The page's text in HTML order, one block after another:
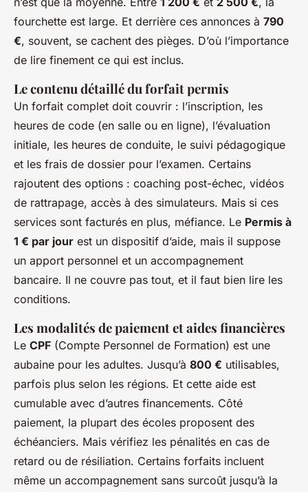
fourchette est large. Et derrière ces annonces à 790
€, souvent, se cachent des pièges. D’où l’importance
de lire finement ce qui est inclus.
Le contenu détaillé du forfait permis
Un forfait complet doit couvrir : l’inscription, les
heures de code (en salle ou en ligne), l’évaluation
initiale, les heures de conduite, le suivi pédagogique
et les frais de dossier pour l’examen. Certains
rajoutent des options : coaching post-échec, vidéos
de rattrapage, accès à des simulateurs. Mais si ces
services sont facturés en plus, méfiance. Le Permis à
1 € par jour est un dispositif d’aide, mais il suppose
un apport personnel et un accompagnement
bancaire. Il ne couvre pas tout, et il faut bien lire les
conditions.
Les modalités de paiement et aides financières
Le CPF (Compte Personnel de Formation) est une
aubaine pour les adultes. Jusqu’à 800 € utilisables,
parfois plus selon les régions. Et cette aide est
cumulable avec d’autres financements. Côté
paiement, la plupart des écoles proposent des
échéanciers. Mais vérifiez les pénalités en cas de
retard ou de résiliation. Certains forfaits incluent
même un accompagnement sans surcoût jusqu’à la